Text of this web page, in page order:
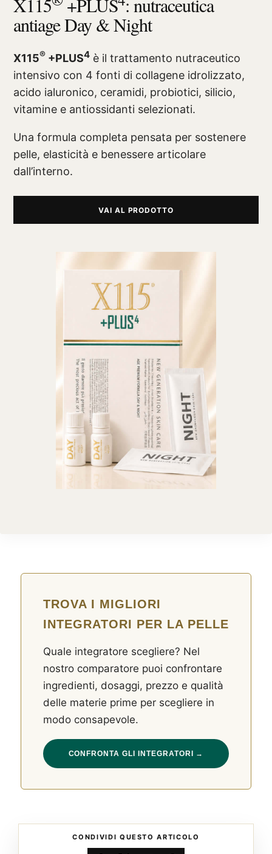
X115 +PLUS : nutraceutica
antiage Day & Night
X115® +PLUS4 è il trattamento nutraceutico
intensivo con 4 fonti di collagene idrolizzato,
acido ialuronico, ceramidi, probiotici, silicio,
vitamine e antiossidanti selezionati.
Una formula completa pensata per sostenere
pelle, elasticità e benessere articolare
dall’interno.
VAI AL PRODOTTO
TROVA I MIGLIORI
INTEGRATORI PER LA PELLE
Quale integratore scegliere? Nel
nostro comparatore puoi confrontare
ingredienti, dosaggi, prezzo e qualità
delle materie prime per scegliere in
modo consapevole.
CONFRONTA GLI INTEGRATORI →
CONDIVIDI QUESTO ARTICOLO